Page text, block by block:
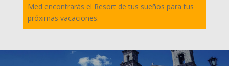
Med encontrarás el Resort de tus sueños para tus
próximas vacaciones.